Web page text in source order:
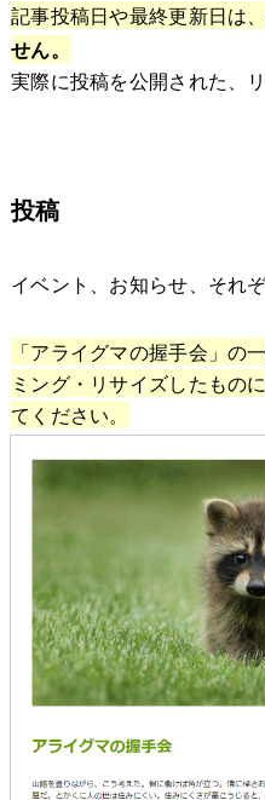
記事投稿日や最終更新日は
せん。
実際に投稿を公開された、
投稿
イベント、お知らせ、それ
「アライグマの握手会」
ミング・リサイズしたもの
てください。